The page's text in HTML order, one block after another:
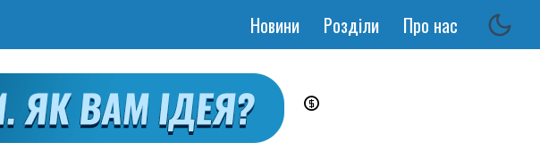
Основная
Новини Розділи Про нас